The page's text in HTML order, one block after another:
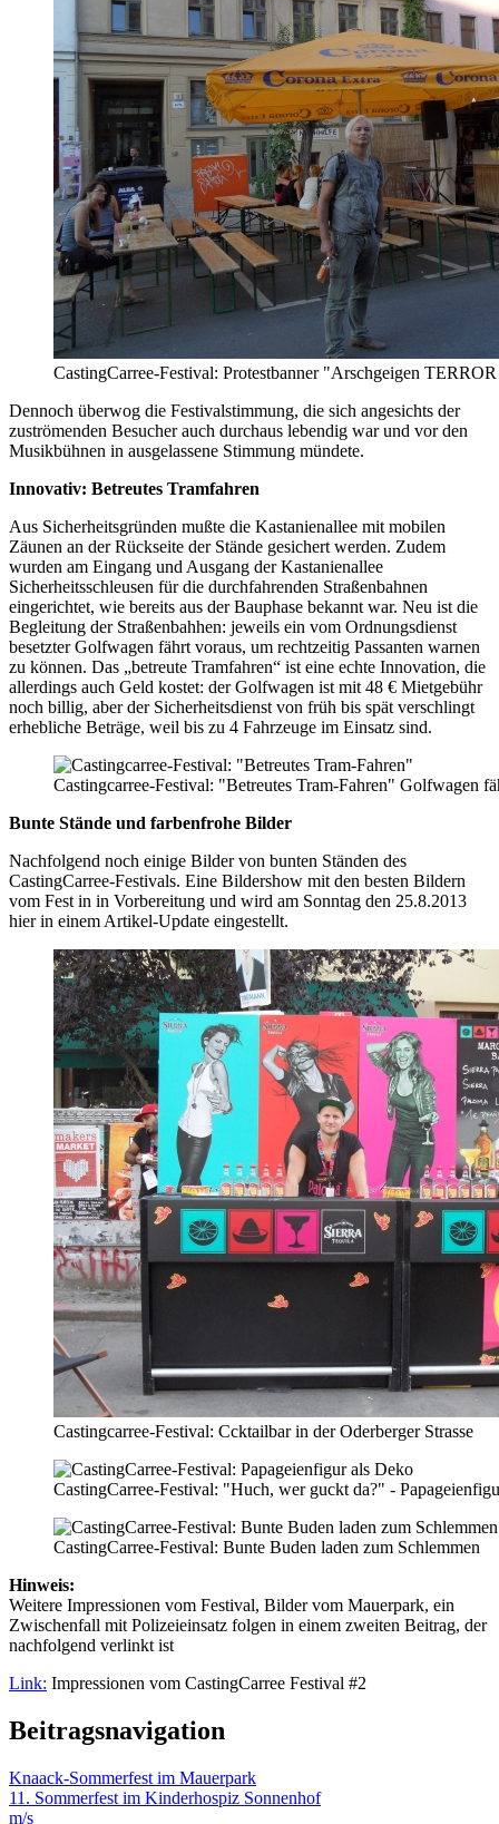
CastingCarree-Festival: Protestbanner "Arschgeigen
Dennoch überwog die Festivalstimmung, die sich angesichts der
zuströmenden Besucher auch durchaus lebendig war und vor den
Musikbühnen in ausgelassene Stimmung mündete.
Innovativ: Betreutes Tramfahren
Aus Sicherheitsgründen mußte die Kastanienallee mit mobilen
Zäunen an der Rückseite der Stände gesichert werden. Zudem
wurden am Eingang und Ausgang der Kastanienallee
Sicherheitsschleusen für die durchfahrenden Straßenbahnen
eingerichtet, wie bereits aus der Bauphase bekannt war. Neu ist die
Begleitung der Straßenbahhen: jeweils ein vom Ordnungsdienst
besetzter Golfwagen fährt voraus, um rechtzeitig Passanten warnen
zu können. Das „betreute Tramfahren“ ist eine echte Innovation, die
allerdings auch Geld kostet: der Golfwagen ist mit 48 € Mietgebühr
noch billig, aber der Sicherheitsdienst von früh bis spät verschlingt
erhebliche Beträge, weil bis zu 4 Fahrzeuge im Einsatz sind.
Castingcarree-Festival: "Betreutes Tram-Fahren" Golfwagen
Bunte Stände und farbenfrohe Bilder
Nachfolgend noch einige Bilder von bunten Ständen des
CastingCarree-Festivals. Eine Bildershow mit den besten Bildern
vom Fest in in Vorbereitung und wird am Sonntag den 25.8.2013
hier in einem Artikel-Update eingestellt.
Castingcarree-Festival: Ccktailbar in der Oderberger Strasse
CastingCarree-Festival: "Huch, wer guckt da?" -
CastingCarree-Festival: Bunte Buden laden zum Schlemmen
Hinweis:
Weitere Impressionen vom Festival, Bilder vom Mauerpark, ein
Zwischenfall mit Polizeieinsatz folgen in einem zweiten Beitrag, der
nachfolgend verlinkt ist
Link: Impressionen vom CastingCarree Festival #2
Beitragsnavigation
Knaack-Sommerfest im Mauerpark
11. Sommerfest im Kinderhospiz Sonnenhof
m/s